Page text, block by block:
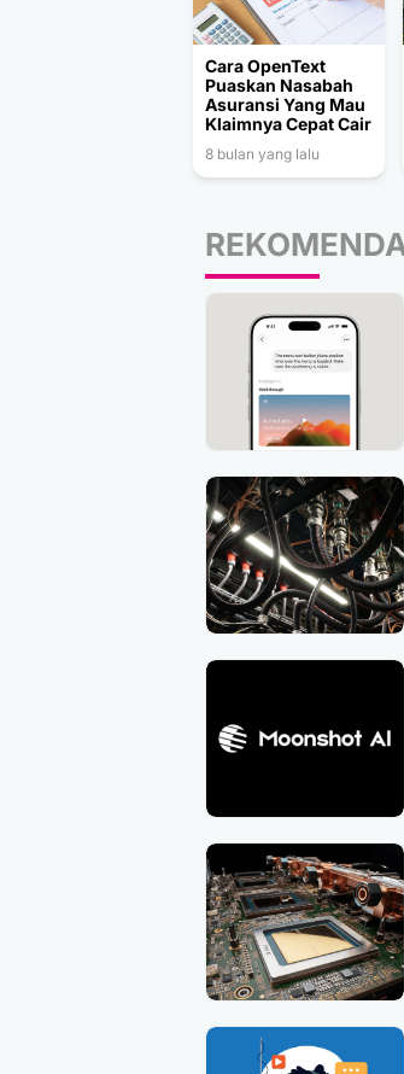
Cara OpenText
Puaskan Nasabah
Asuransi Yang Mau
Klaimnya Cepat Cair
8 bulan yang lalu